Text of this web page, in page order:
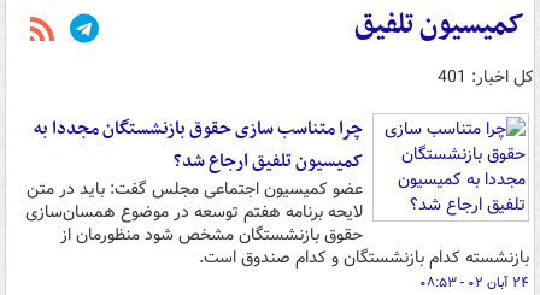
کمیسیون تلفیق
کل اخبار: 401
چرا متناسب سازی حقوق بازنشستگان مجددا به
کمیسیون تلفیق ارجاع شد؟
عضو کمیسیون اجتماعی مجلس گفت: باید در متن
لایحه برنامه هفتم توسعه در موضوع همسان‌سازی
حقوق بازنشستگان مشخص شود منظورمان از
بازنشسته کدام بازنشستگان و کدام صندوق است.
۲۴ آبان ۰۲ - ۰۸:۵۳